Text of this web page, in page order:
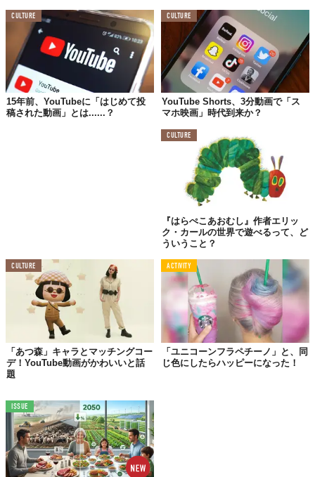
ポニーテールにお団子用のドーナッツリングを通していきます。
CULTURE
15年前、YouTubeに「はじめて投
稿された動画」とは......？
CULTURE
YouTube Shorts、3分動画で「ス
マホ映画」時代到来か？
CULTURE
『はらぺこあおむし』作者エリッ
ク・カールの世界で遊べるって、ど
ういうこと？
CULTURE
「あつ森」キャラとマッチングコー
デ！YouTube動画がかわいいと話
題
ACTIVITY
「ユニコーンフラペチーノ」と、同
じ色にしたらハッピーになった！
ISSUE